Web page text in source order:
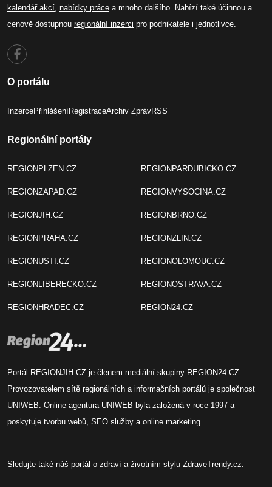
kalendář akcí, nabídky práce a mnoho dalšího. Nabízí také účinnou a
cenově dostupnou regionální inzerci pro podnikatele i jednotlivce.
O portálu
InzercePřihlášeníRegistraceArchiv ZprávRSS
Regionální portály
REGIONPLZEN.CZ
REGIONZAPAD.CZ
REGIONJIH.CZ
REGIONPRAHA.CZ
REGIONUSTI.CZ
REGIONLIBERECKO.CZ
REGIONHRADEC.CZ
REGIONPARDUBICKO.CZ
REGIONVYSOCINA.CZ
REGIONBRNO.CZ
REGIONZLIN.CZ
REGIONOLOMOUC.CZ
REGIONOSTRAVA.CZ
REGION24.CZ
Portál REGIONJIH.CZ je členem mediální skupiny REGION24.CZ.
Provozovatelem sítě regionálních a informačních portálů je společnost
UNIWEB. Online agentura UNIWEB byla založená v roce 1997 a
poskytuje tvorbu webů, SEO služby a online marketing.
Sledujte také náš portál o zdraví a životním stylu ZdraveTrendy.cz.